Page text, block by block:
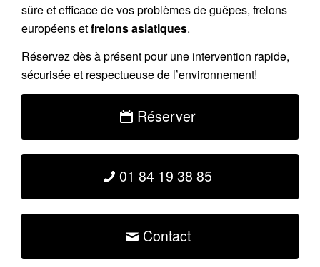
sûre et efficace de vos problèmes de guêpes, frelons
européens etfrelons asiatiques.
Réservezdès à présent pour une intervention rapide,
sécurisée et respectueuse de l’environnement!
Réserver
01 84 19 38 85
Contact